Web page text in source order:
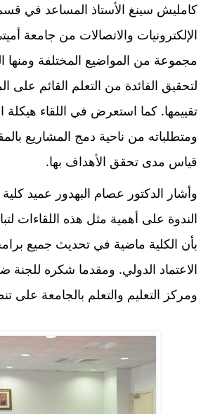
كامليش سينغ الأستاذ المساعد في
الإلكترونيات والاتصالات من جامعة
مجموعة من المواضيع المختلفة ومنها
لتحقيق الفائدة من التعلم القائم على
تقييمها. كما استعرض في اللقاء هيكلة
ومتطلباته من ناحية دمج المشاريع
قياس مدى تحقق الأهداف بها.
وأشار الدكتور عصام البهدور عميد
الندوة على أهمية مثل هذه اللقاءات
بأن الكلية ماضية في تحديث جميع
الاعتماد الدولي. ومقدما شكره للجنة
ومركز التعليم والتعلم بالجامعة على